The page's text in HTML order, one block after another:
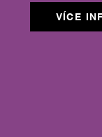
VÍCE